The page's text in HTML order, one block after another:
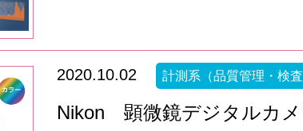
2020.10.02 計測系（品質管理・検査
Nikon 顕微鏡デジタルカメ